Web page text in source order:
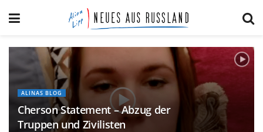
ALINAS BLOG
Cherson Statement – Abzug der
Truppen und Zivilisten